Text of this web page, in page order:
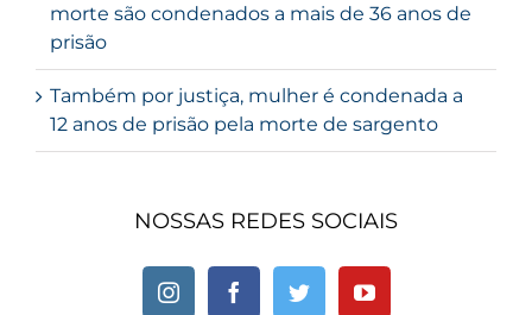
morte são condenados a mais de 36 anos de
prisão
Também por justiça, mulher é condenada a
12 anos de prisão pela morte de sargento
NOSSAS REDES SOCIAIS